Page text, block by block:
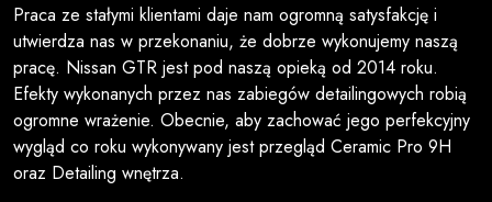
Praca ze stałymi klientami daje nam ogromną satysfakcję i
utwierdza nas w przekonaniu, że dobrze wykonujemy naszą
pracę. Nissan GTR jest pod naszą opieką od 2014 roku.
Efekty wykonanych przez nas zabiegów detailingowych robią
ogromne wrażenie. Obecnie, aby zachować jego perfekcyjny
wygląd co roku wykonywany jest przegląd Ceramic Pro 9H
oraz Detailing wnętrza.